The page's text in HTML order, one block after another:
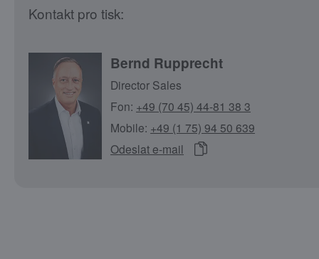
Kontakt pro tisk:
Bernd Rupprecht
Director Sales
Fon: +49 (70 45) 44-81 38 3
Mobile: +49 (1 75) 94 50 639
Odeslat e-mail